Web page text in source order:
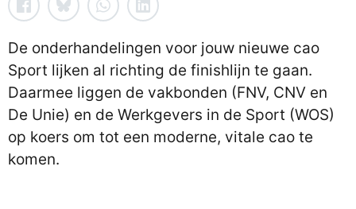
De onderhandelingen voor jouw nieuwe cao
Sport lijken al richting de finishlijn te gaan.
Daarmee liggen de vakbonden (FNV, CNV en
De Unie) en de Werkgevers in de Sport (WOS)
op koers om tot een moderne, vitale cao te
komen.